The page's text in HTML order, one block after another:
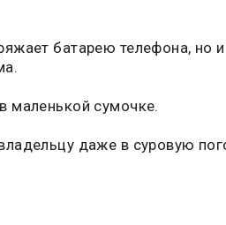
батарею телефона, но
маленькой сумочке.
даже в суровую